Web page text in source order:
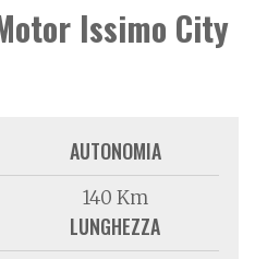
Issimo City
AUTONOMIA
140 Km
LUNGHEZZA